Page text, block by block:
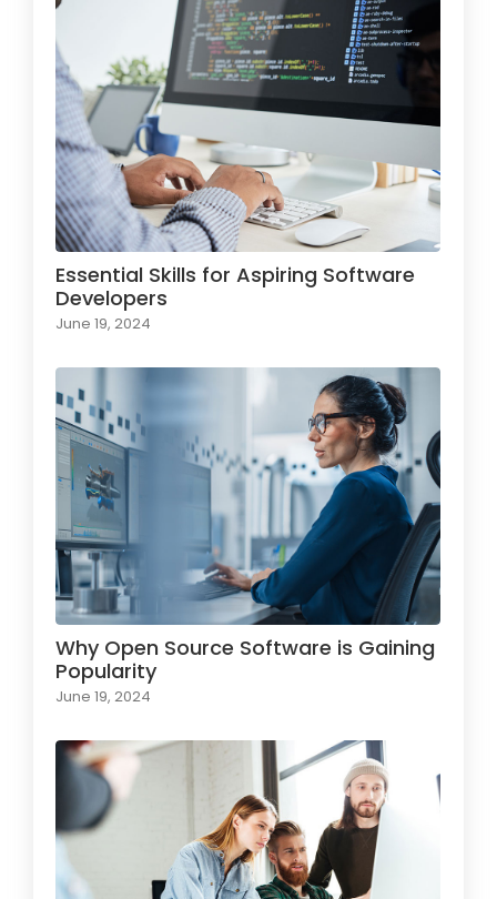
Essential Skills for Aspiring Software
Developers
June 19, 2024
Why Open Source Software is Gaining
Popularity
June 19, 2024